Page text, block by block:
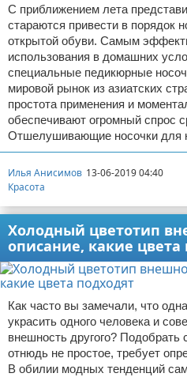
С приближением лета
стараются привести в порядок
открытой обуви. Самым
использования в домашних
специальные педикюрные
мировой рынок из азиатских
простота применения и
обеспечивают огромный спрос
Отшелушивающие носочки для
Илья Анисимов 13-06-2019 04:40
Красота
Холодный цветотип
описание, какие цвета
Как часто вы замечали, что
украсить одного человека и
внешность другого?
отнюдь не простое, требует
В обилии модных тенденций